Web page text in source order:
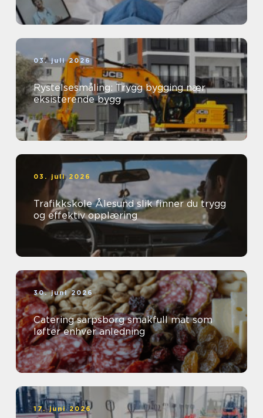
03. juli 2026
Rystelsesmåling: Trygg bygging nær
eksisterende bygg
03. juli 2026
Trafikkskole Ålesund slik finner du trygg
og effektiv opplæring
30. juni 2026
Catering sarpsborg smakfull mat som
løfter enhver anledning
17. juni 2026